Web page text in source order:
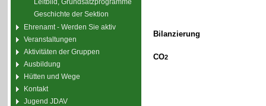
Leitbild, Grundsatzprogramme
Geschichte der Sektion
Ehrenamt - Werden Sie aktiv
Veranstaltungen
Aktivitäten der Gruppen
Ausbildung
Hütten und Wege
Kontakt
Jugend JDAV
Bilanzierung
CO2